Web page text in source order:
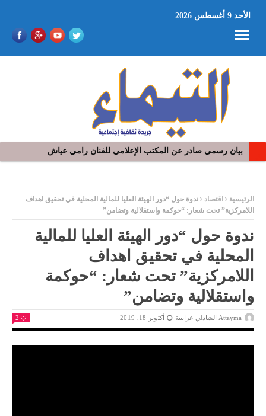
الأحد 9 أغسطس 2026
بيان رسمي صادر عن المكتب الإعلامي للفنان رامي عياش
في افتتاح مهرجان بومخلوف الدولي: رؤوف ماهر يتالق و يشد الجمهور
الرئيسية اقتصاد
ندوة حول “دور الهيئة العليا للمالية المحلية في تحقيق اهداف
اللامركزية” تحت شعار: “حوكمة واستقلالية وتضامن”
ندوة حول “دور الهيئة العليا للمالية
المحلية في تحقيق اهداف
اللامركزية” تحت شعار: “حوكمة
واستقلالية وتضامن”
Attayma الشاذلي عرايبية أكتوبر 18, 2019 2